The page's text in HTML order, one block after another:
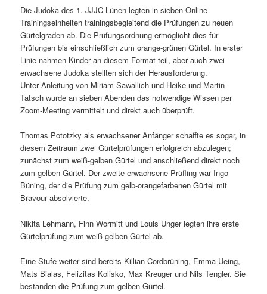
Die Judoka des 1. JJJC Lünen legten in sieben Online-
Trainingseinheiten trainingsbegleitend die Prüfungen zu neuen
Gürtelgraden ab. Die Prüfungsordnung ermöglicht dies für
Prüfungen bis einschließlich zum orange-grünen Gürtel. In erster
Linie nahmen Kinder an diesem Format teil, aber auch zwei
erwachsene Judoka stellten sich der Herausforderung.
Unter Anleitung von Miriam Sawallich und Heike und Martin
Tatsch wurde an sieben Abenden das notwendige Wissen per
Zoom-Meeting vermittelt und direkt auch überprüft.
Thomas Pototzky als erwachsener Anfänger schaffte es sogar, in
diesem Zeitraum zwei Gürtelprüfungen erfolgreich abzulegen;
zunächst zum weiß-gelben Gürtel und anschließend direkt noch
zum gelben Gürtel. Der zweite erwachsene Prüfling war Ingo
Büning, der die Prüfung zum gelb-orangefarbenen Gürtel mit
Bravour absolvierte.
Nikita Lehmann, Finn Wormitt und Louis Unger legten ihre erste
Gürtelprüfung zum weiß-gelben Gürtel ab.
Eine Stufe weiter sind bereits Killian Cordbrüning, Emma Ueing,
Mats Bialas, Felizitas Kolisko, Max Kreuger und Nils Tengler. Sie
bestanden die Prüfung zum gelben Gürtel.